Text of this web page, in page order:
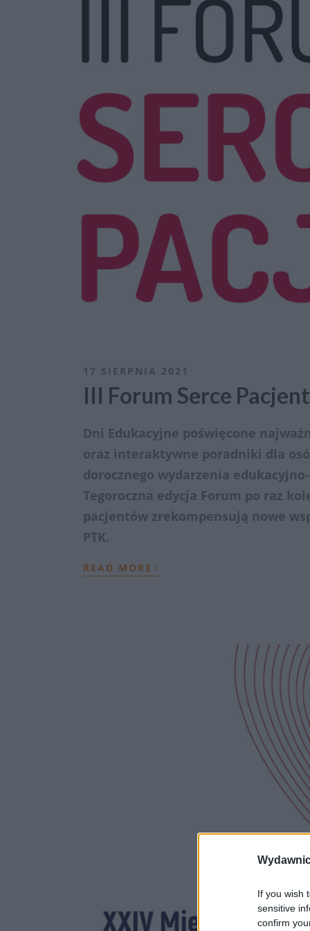
If you wish
sensitive
confirm
17 SIERPNIA 2021
III Forum Serce
Dni Edukacyjne poświęcone
oraz interaktywne poradniki dla
dorocznego wydarzenia
Tegoroczna edycja Forum po raz
pacjentów zrekompensują nowe
PTK.
READ MORE ›